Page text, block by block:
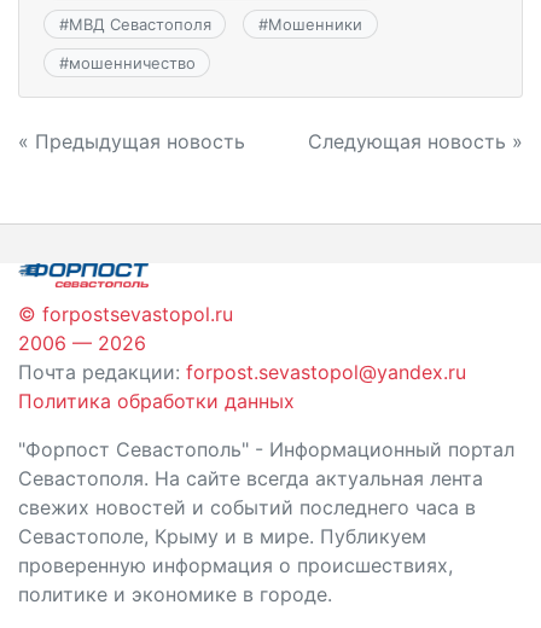
#МВД Севастополя #Мошенники
#мошенничество
Навигация
записям
« Предыдущая новость Следующая новость »
© forpostsevastopol.ru
2006 — 2026
Почта редакции: forpost.sevastopol@yandex.ru
Политика обработки данных
"Форпост Севастополь" - Информационный портал
Севастополя. На сайте всегда актуальная лента
свежих новостей и событий последнего часа в
Севастополе, Крыму и в мире. Публикуем
проверенную информация о происшествиях,
политике и экономике в городе.